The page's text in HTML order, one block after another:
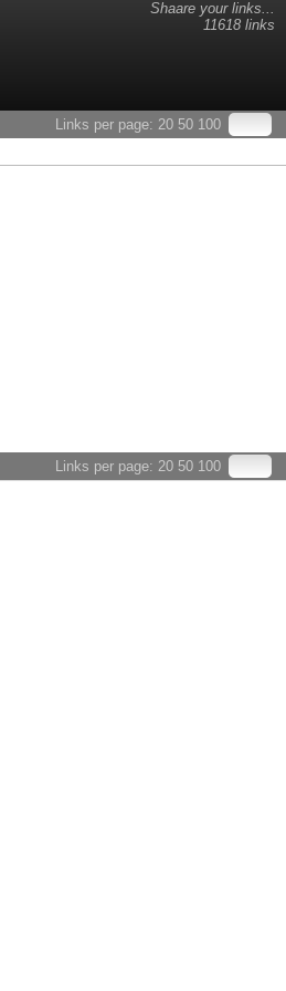
Shaare your links...
11618 links
Links per page: 20 50 100
Links per page: 20 50 100